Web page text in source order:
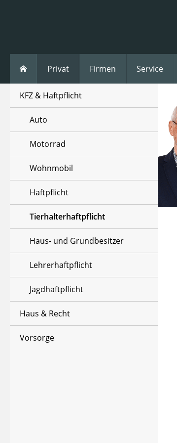
Privat
KFZ & Haftpflicht
Auto
Motorrad
Wohnmobil
Haftpflicht
Tierhalterhaftpflicht
Haus- und Grundbesitzer
Lehrerhaftpflicht
Jagdhaftpflicht
Haus & Recht
Vorsorge
Firmen Service